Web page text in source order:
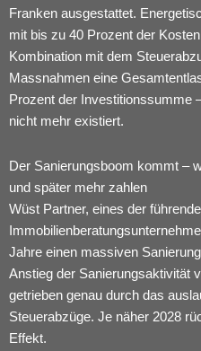
Franken ausgestattet.
mit bis zu 40 Prozent der
Kombination mit dem
Massnahmen eine
Prozent der Investitionssumme
nicht mehr existiert.
Der Sanierungsboom kommt –
und später mehr zahlen
Wüst Partner, eines der
Jahre einen massiven
Anstieg der Sanierungsaktivität
getrieben genau durch das
Steuerabzüge. Je näher 2028
Effekt.